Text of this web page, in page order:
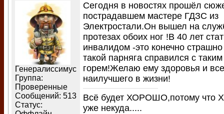
Генералиссимус
Группа:
Проверенные
Сообщений: 513
Статус:
Сегодня в новостях прошёл
пострадавшем мастере ГДЗС из
Электростали.Он вышел на
протезах обоих ног !В 40 лет
инвалидом -это конечно
такой парняга справился с таким
горем!Желаю ему здоровья и
наилучшего в жизни!
Всё будет ХОРОШО,потому что
уже некуда.....